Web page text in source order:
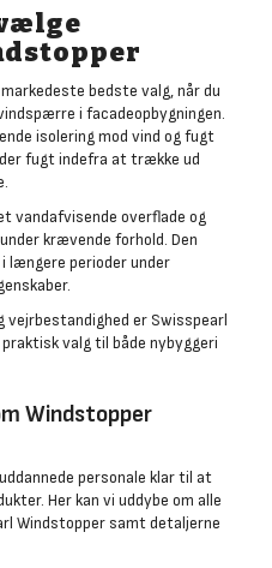
bedste valg, når du
i facadeopbygningen.
isolering mod vind og fugt
fugt indefra at trække ud
vandafvisende overflade og
krævende forhold. Den
længere perioder under
vejrbestandighed er Swisspearl
valg til både nybyggeri
Windstopper
personale klar til at
Her kan vi uddybe om alle
Windstopper samt detaljerne